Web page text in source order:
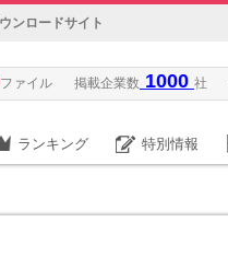
ンロードサイト
ファイル 掲載企業数 1000 社
ランキング 特別情報